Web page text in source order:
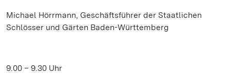
Michael Hörrmann, Geschäftsführer der Staatlichen
Schlösser und Gärten Baden-Württemberg
9.00 – 9.30 Uhr